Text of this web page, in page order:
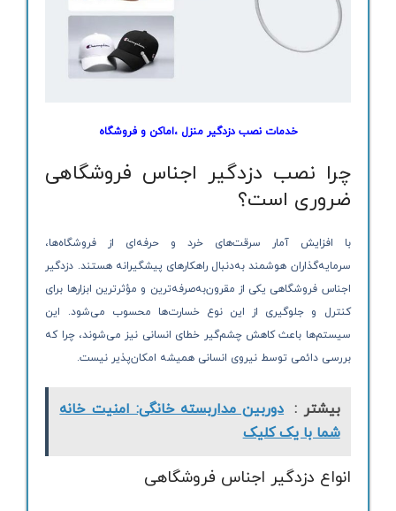
خدمات نصب دزدگیر منزل ،‌اماکن و فروشگاه
چرا نصب دزدگیر اجناس فروشگاهی
ضروری است؟
با افزایش آمار سرقت‌های خرد و حرفه‌ای از فروشگاه‌ها،
سرمایه‌گذاران هوشمند به‌دنبال راهکارهای پیشگیرانه هستند. دزدگیر
اجناس فروشگاهی یکی از مقرون‌به‌صرفه‌ترین و مؤثرترین ابزارها برای
کنترل و جلوگیری از این نوع خسارت‌ها محسوب می‌شود. این
سیستم‌ها باعث کاهش چشم‌گیر خطای انسانی نیز می‌شوند، چرا که
بررسی دائمی توسط نیروی انسانی همیشه امکان‌پذیر نیست.
بیشتر : دوربین مداربسته خانگی: امنیت خانه
شما با یک کلیک
انواع دزدگیر اجناس فروشگاهی